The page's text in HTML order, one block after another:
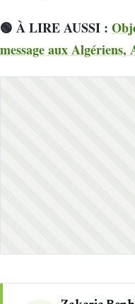
🟢 À LIRE AUSSI :
message aux